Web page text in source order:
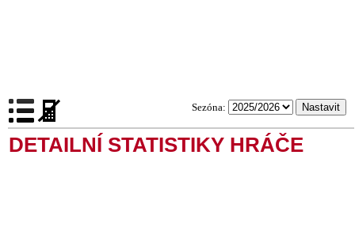
Sezóna:
DETAILNÍ STATISTIKY HRÁČE